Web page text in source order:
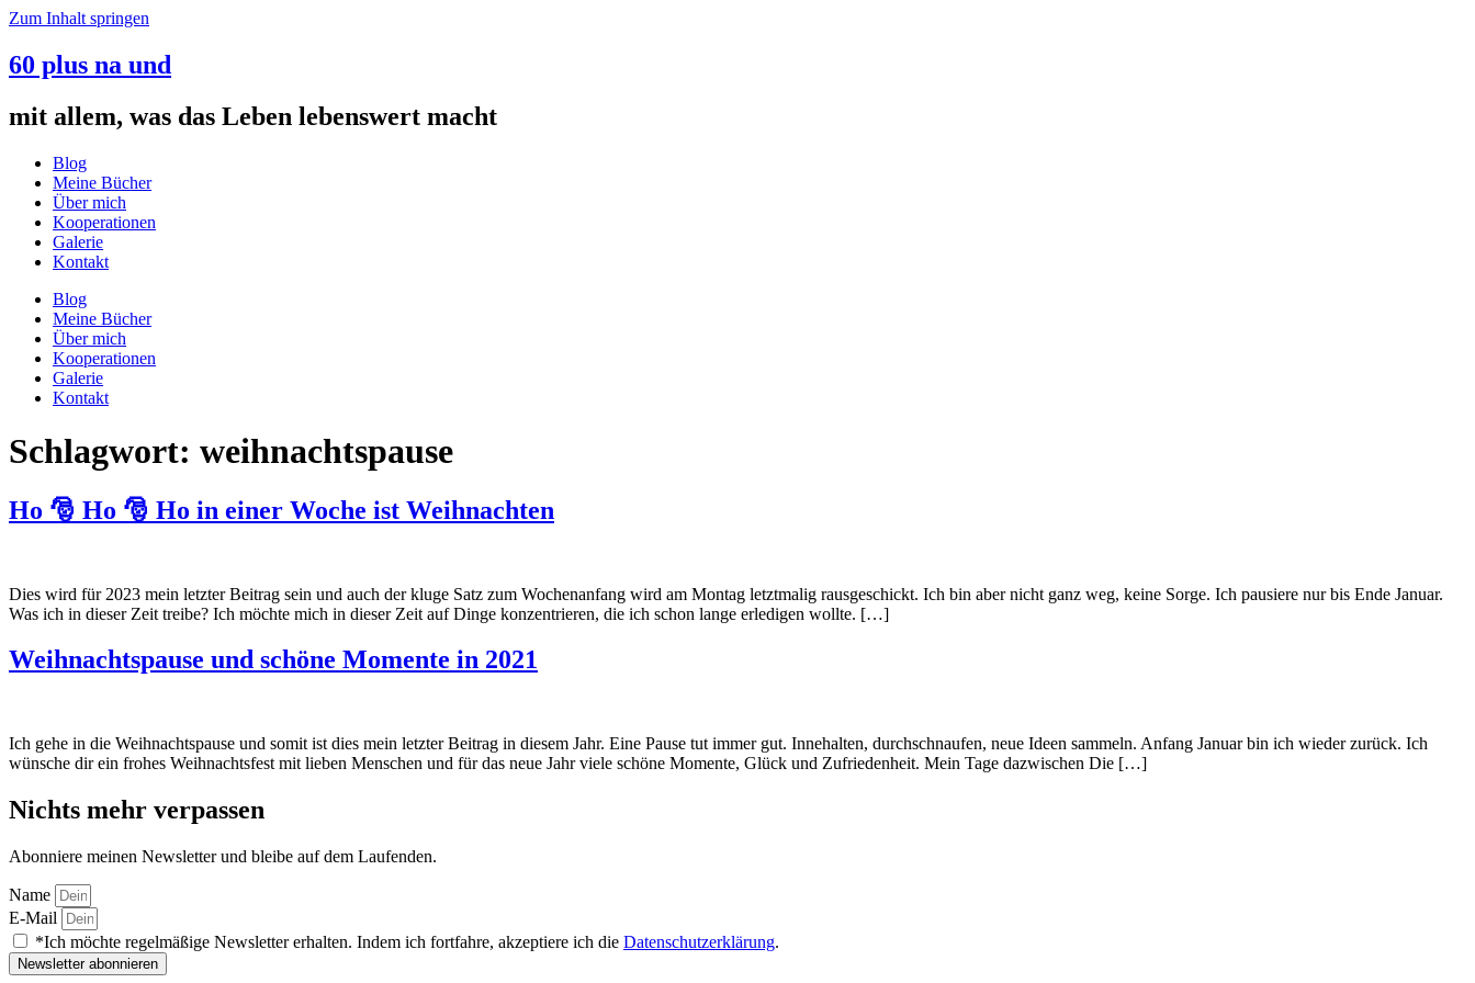
Zum Inhalt springen
60 plus na und
mit allem, was das Leben lebenswert macht
Blog
Meine Bücher
Über mich
Kooperationen
Galerie
Kontakt
Blog
Meine Bücher
Über mich
Kooperationen
Galerie
Kontakt
Schlagwort: weihnachtspause
Ho 🎅 Ho 🎅 Ho in einer Woche ist Weihnachten
Dies wird für 2023 mein letzter Beitrag sein und auch der kluge Satz zum Wochenanfang wird am Montag letztmalig rausgeschickt. Ich bin aber nicht ganz weg, keine Sorge. Ich pausiere nur bis Ende Januar.
Was ich in dieser Zeit treibe? Ich möchte mich in dieser Zeit auf Dinge konzentrieren, die ich schon lange erledigen wollte. […]
Weihnachtspause und schöne Momente in 2021
Ich gehe in die Weihnachtspause und somit ist dies mein letzter Beitrag in diesem Jahr. Eine Pause tut immer gut. Innehalten, durchschnaufen, neue Ideen sammeln. Anfang Januar bin ich wieder zurück. Ich
wünsche dir ein frohes Weihnachtsfest mit lieben Menschen und für das neue Jahr viele schöne Momente, Glück und Zufriedenheit. Mein Tage dazwischen Die […]
Nichts mehr verpassen
Abonniere meinen Newsletter und bleibe auf dem Laufenden.
Name
E-Mail
*Ich möchte regelmäßige Newsletter erhalten. Indem ich fortfahre, akzeptiere ich die Datenschutzerklärung.
Newsletter abonnieren